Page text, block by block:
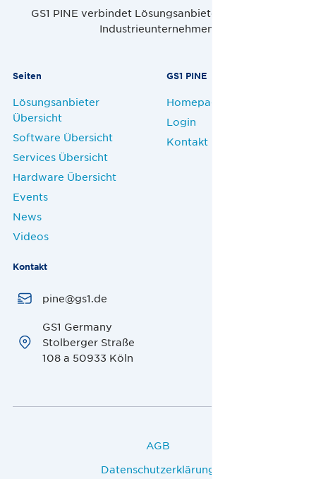
GS1 PINE verbindet Lösungsanbieter, Handel und
Industrieunternehmen.
Seiten
Lösungsanbieter
Übersicht
Software Übersicht
Services Übersicht
Hardware Übersicht
Events
News
Videos
GS1 PINE
Homepage
Login
Kontakt
Kontakt
pine@gs1.de
GS1 Germany
Stolberger Straße
108 a 50933 Köln
AGB
Datenschutzerklärung